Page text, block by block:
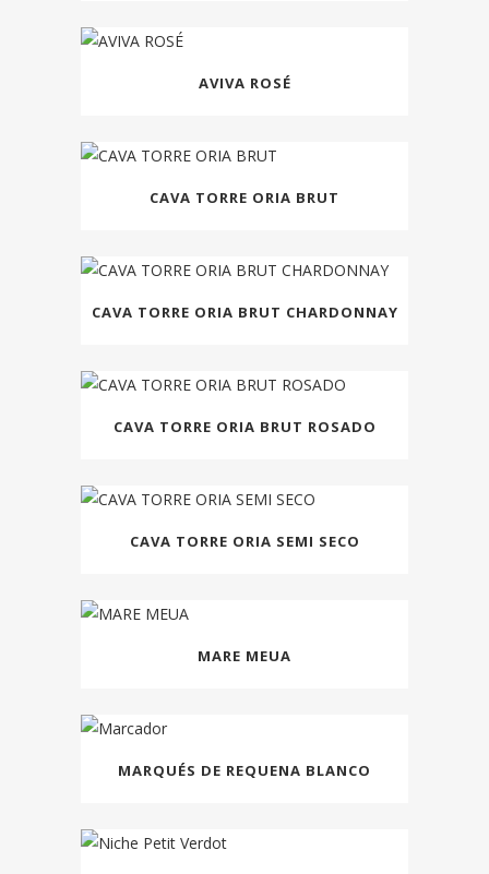
AVIVA ROSÉ
CAVA TORRE ORIA BRUT
CAVA TORRE ORIA BRUT CHARDONNAY
CAVA TORRE ORIA BRUT ROSADO
CAVA TORRE ORIA SEMI SECO
MARE MEUA
MARQUÉS DE REQUENA BLANCO